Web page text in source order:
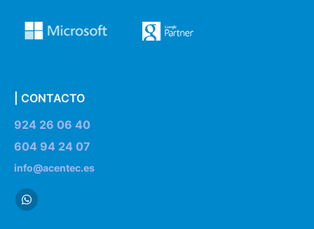
| CONTACTO
924 26 06 40
604 94 24 07
info@acentec.es